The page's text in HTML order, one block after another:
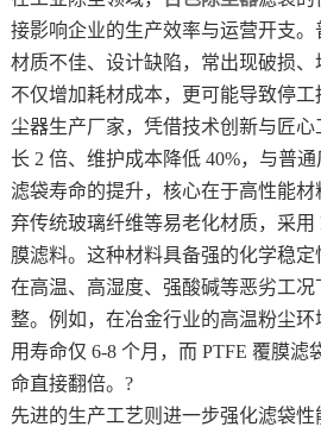
接影响企业的生产效率与运营开支。
材质不佳、设计缺陷，常出现破损
不仅增加耗材成本，更可能导致停
尘器生产厂家，凭借技术创新与匠
长 2 倍、维护成本降低 40%，与普
滤袋寿命的提升，核心在于高性能
弃传统玻璃纤维等易老化材质，采用
膜滤料。这种材料具备强的化学稳
在高温、高湿度、强酸碱等恶劣工
整。例如，在冶金行业的高温粉尘
用寿命仅 6-8 个月，而 PTFE 覆膜滤
命直接翻倍。?
先进的生产工艺则进一步强化滤袋